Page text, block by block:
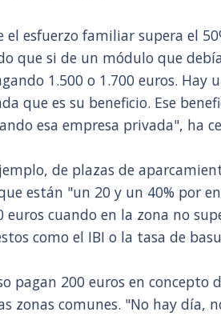
esfuerzo familiar supera el
que si de un módulo que
1.500 o 1.700 euros. Hay
que es su beneficio. Ese
esa empresa privada", ha
de plazas de
están "un 20 y un 40% por
cuando en la zona no
como el IBI o la tasa de
pagan 200 euros en concepto
zonas comunes. "No hay día,